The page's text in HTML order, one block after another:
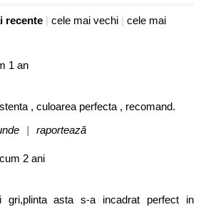
recente | cele mai vechi | cele mai
1 an
, culoarea perfecta , recomand.
| raportează
2 ani
gri,plinta asta s-a incadrat perfect in